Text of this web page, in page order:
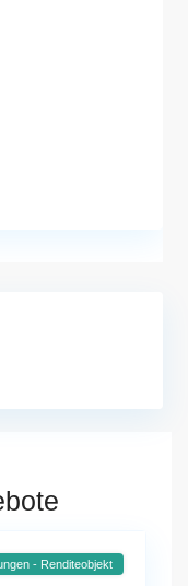
- Renditeobjekt